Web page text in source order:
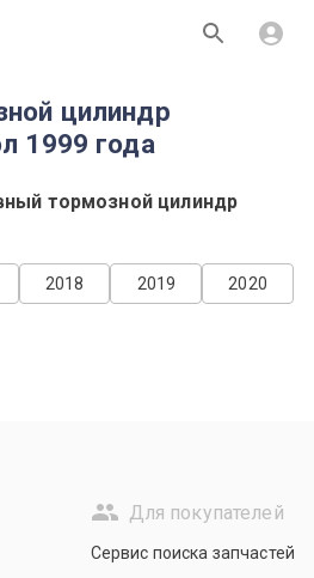
цилиндр
1999 года
тормозной цилиндр
2020
2019
2018
Для покупателей
Сервис поиска запчастей